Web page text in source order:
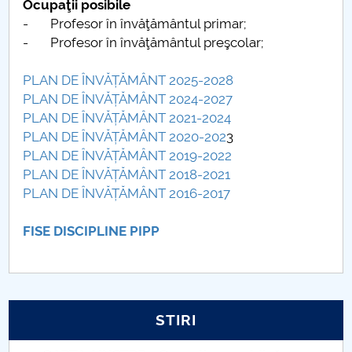
Ocupaţii posibile
- Profesor în învăţământul primar;
- Profesor în învăţământul preşcolar;
PLAN DE ÎNVĂȚĂMÂNT 2025-2028
PLAN DE ÎNVĂȚĂMÂNT 2024-2027
PLAN DE ÎNVĂȚĂMÂNT 2021-2024
PLAN DE ÎNVĂȚĂMÂNT 2020-2023
PLAN DE ÎNVĂȚĂMÂNT 2019-2022
PLAN DE ÎNVĂȚĂMÂNT 2018-2021
PLAN DE ÎNVĂȚĂMÂNT 2016-2017
FISE DISCIPLINE PIPP
STIRI